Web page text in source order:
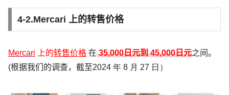
4-2.Mercari 上的转售价格
Mercari 上的转售价格 在 35,000日元到 45,000日元之间。
(根据我们的调查，截至2024 年 8 月 27 日）